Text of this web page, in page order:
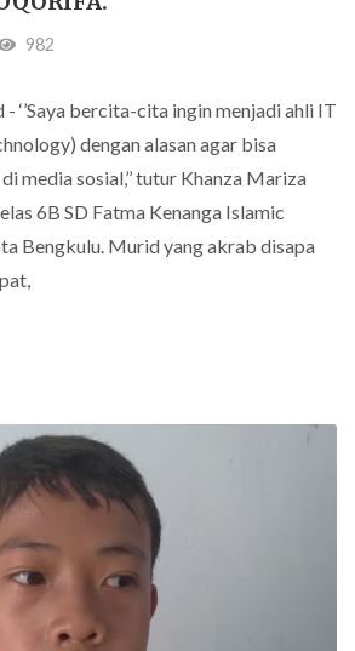
982
‘’Saya bercita-cita ingin menjadi ahli IT
dengan alasan agar bisa
media sosial,’’ tutur Khanza Mariza
6B SD Fatma Kenanga Islamic
Bengkulu. Murid yang akrab disapa